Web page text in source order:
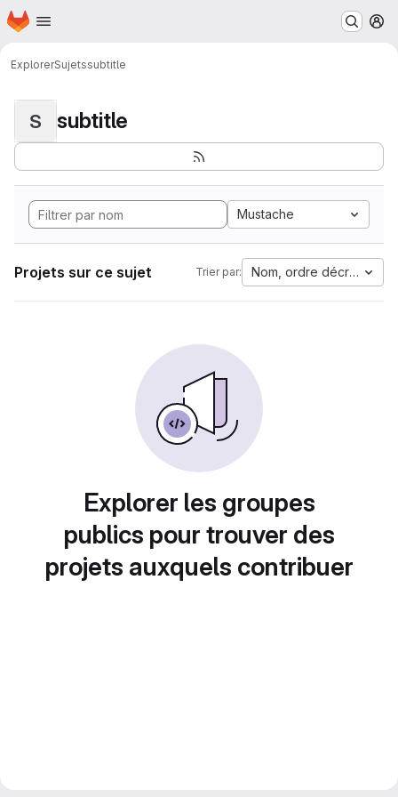
Passer au contenu principal
Page d'accueil
ExplorerSujetssubtitle
S subtitle
Mustache
Projets sur ce sujet Trier par: Nom, ordre décroissant
Explorer les groupes
publics pour trouver des
projets auxquels contribuer